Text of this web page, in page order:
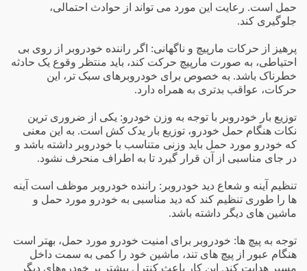
حمل است. رعایت این مورد می تواند از حوادث احتمالی،
جلوگیری کند.
پرهیز از حرکات مارپیچ و ناگهانی: اگر راننده خودروبر از روی بی
احتیاطی، به صورت مارپیچ حرکت کند، باید منتظر وقوع یک حادثه
خطرناک باشد. به خصوص برای خودروبرهای سبک تر، این
حرکات، عواقب بدتری به همراه دارد.
توزیع بار خودروبر با توجه به وزن خودرو: یکی از ضروری ترین
نکات هنگام حمل خودرو، توزیع بار یدک کش است. به این معنی
که خودرو مورد حمل باید وزنی متناسب با خودروبر داشته باشد و
در جای مناسبی از آن قرار گیرد تا به اطراف منحرف نشود.
تنظیم آینه و شعاع دید خودروبر: راننده خودروبر موظف است آینه
ها را طوری تنظیم کند که دید مناسبی به خودرو مورد حمل و
ماشین های دیگر داشته باشد.
توجه به پیچ ها: خودروبر برای امنیت خودرو مورد حمل، بهتر است
هنگام عبور از پیچ های تند، ماشین خود را کمی به سمت داخل
مسیر هدایت کند. این کار باعث کنترل بیشتر بر خودروهای دیگر